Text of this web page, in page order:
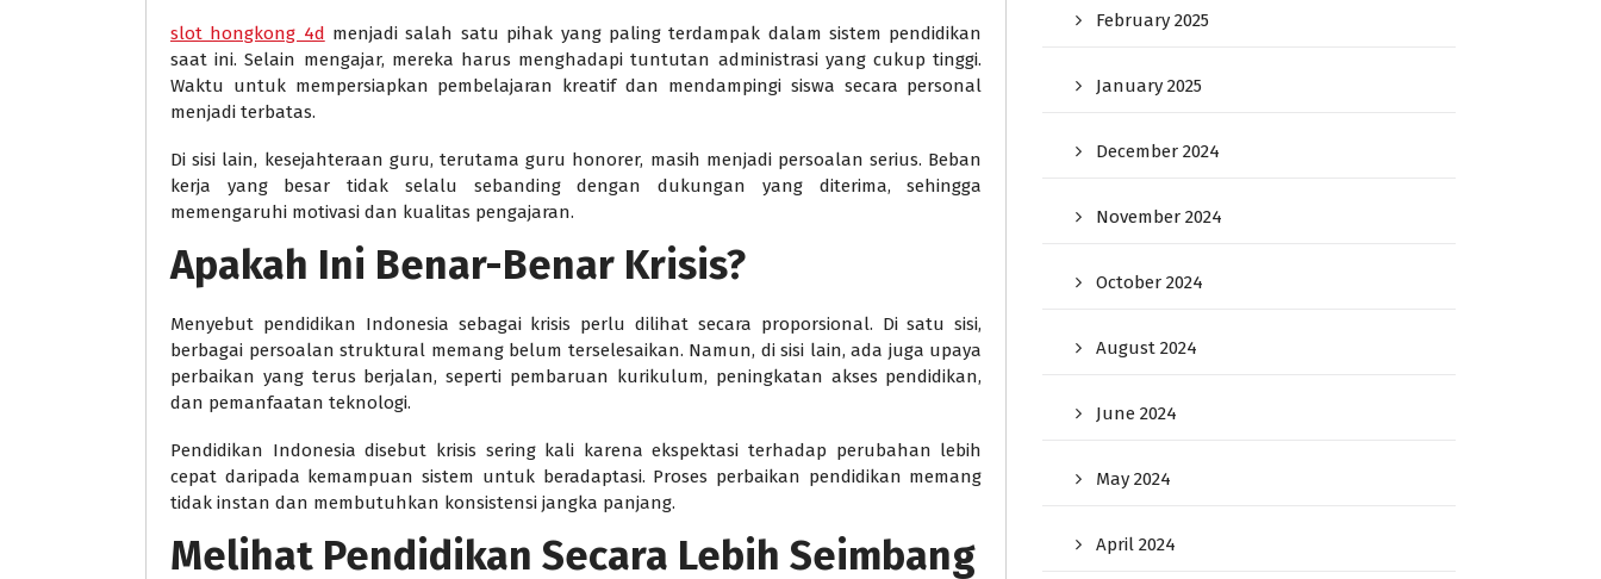
slot hongkong 4d menjadi salah satu pihak yang paling terdampak dalam sistem pendidikan
saat ini. Selain mengajar, mereka harus menghadapi tuntutan administrasi yang cukup tinggi.
Waktu untuk mempersiapkan pembelajaran kreatif dan mendampingi siswa secara personal
menjadi terbatas.
Di sisi lain, kesejahteraan guru, terutama guru honorer, masih menjadi persoalan serius. Beban
kerja yang besar tidak selalu sebanding dengan dukungan yang diterima, sehingga
memengaruhi motivasi dan kualitas pengajaran.
Apakah Ini Benar-Benar Krisis?
Menyebut pendidikan Indonesia sebagai krisis perlu dilihat secara proporsional. Di satu sisi,
berbagai persoalan struktural memang belum terselesaikan. Namun, di sisi lain, ada juga upaya
perbaikan yang terus berjalan, seperti pembaruan kurikulum, peningkatan akses pendidikan,
dan pemanfaatan teknologi.
Pendidikan Indonesia disebut krisis sering kali karena ekspektasi terhadap perubahan lebih
cepat daripada kemampuan sistem untuk beradaptasi. Proses perbaikan pendidikan memang
tidak instan dan membutuhkan konsistensi jangka panjang.
Melihat Pendidikan Secara Lebih Seimbang
February 2025
January 2025
December 2024
November 2024
October 2024
August 2024
June 2024
May 2024
April 2024